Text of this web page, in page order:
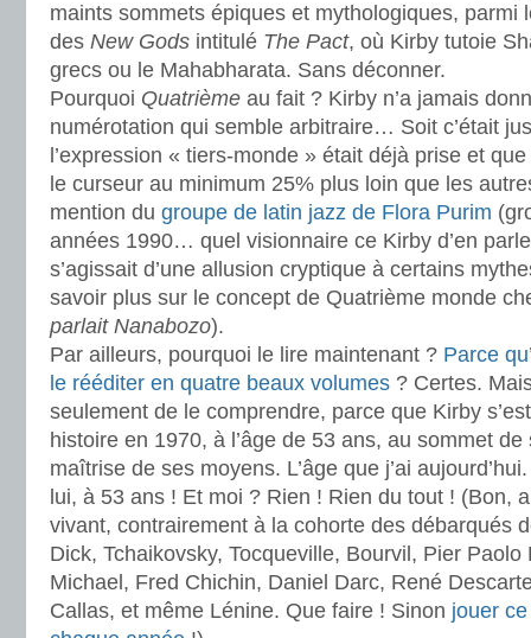
maints sommets épiques et mythologiques, parmi
des New Gods intitulé The Pact, où Kirby tutoie
grecs ou le Mahabharata. Sans déconner.
Pourquoi Quatrième au fait ? Kirby n’a jamais
numérotation qui semble arbitraire… Soit c’était
l’expression « tiers-monde » était déjà prise et
le curseur au minimum 25% plus loin que les
mention du groupe de latin jazz de Flora Purim
années 1990… quel visionnaire ce Kirby d’en
s’agissait d’une allusion cryptique à certains
savoir plus sur le concept de Quatrième monde
parlait Nanabozo).
Par ailleurs, pourquoi le lire maintenant ? Parce
le rééditer en quatre beaux volumes ? Certes.
seulement de le comprendre, parce que Kirby
histoire en 1970, à l’âge de 53 ans, au sommet
maîtrise de ses moyens. L’âge que j’ai
lui, à 53 ans ! Et moi ? Rien ! Rien du tout ! (Bon,
vivant, contrairement à la cohorte des débarqués
Dick, Tchaikovsky, Tocqueville, Bourvil, Pier Paolo
Michael, Fred Chichin, Daniel Darc, René
Callas, et même Lénine. Que faire ! Sinon jouer